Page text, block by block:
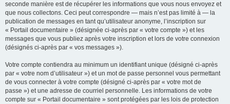
seconde manière est de récupérer les informations que vous nous envoyez et
que nous collectons. Ceci peut correspondre — mais n’est pas limité à — la
publication de messages en tant qu’utilisateur anonyme, l’inscription sur
« Portail documentaire » (désignée ci-après par « votre compte ») et les
messages que vous publiez après votre inscription et lors de votre connexion
(désignés ci-après par « vos messages »).
Votre compte contiendra au minimum un identifiant unique (désigné ci-après
par « votre nom d’utilisateur ») et un mot de passe personnel vous permettant
de vous connecter à votre compte (désigné ci-après par « votre mot de
passe ») et une adresse de courriel personnelle. Les informations de votre
compte sur « Portail documentaire » sont protégées par les lois de protection